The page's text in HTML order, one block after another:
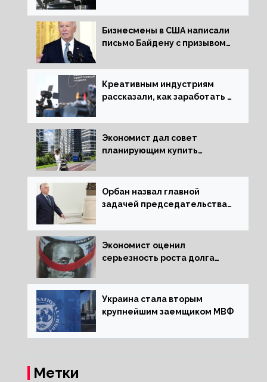
Бизнесмены в США написали
письмо Байдену с призывом
Креативным индустриям
рассказали, как заработать 2
экономики
Экономист дал совет
планирующим купить
Орбан назвал главной
задачей председательства
за мир
Экономист оценил
серьезность роста долга
Украина стала вторым
крупнейшим заемщиком МВФ
Метки